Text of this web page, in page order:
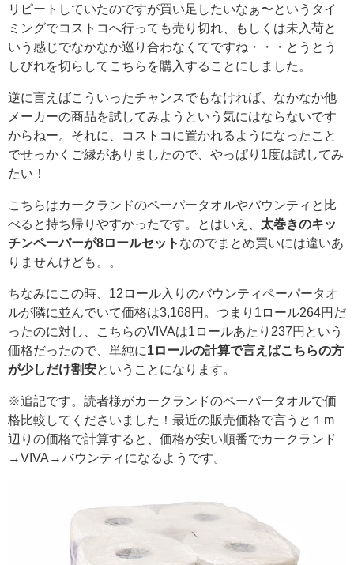
リピートしていたのですが買い足したいなぁ〜というタイ
ミングでコストコへ行っても売り切れ、もしくは未入荷と
いう感じでなかなか巡り合わなくてですね・・・とうとう
しびれを切らしてこちらを購入することにしました。
逆に言えばこういったチャンスでもなければ、なかなか他
メーカーの商品を試してみようという気にはならないです
からねー。それに、コストコに置かれるようになったこと
でせっかくご縁がありましたので、やっぱり1度は試してみ
たい！
こちらはカークランドのペーパータオルやバウンティと比
べると持ち帰りやすかったです。とはいえ、 太巻きのキッ
チンペーパーが8ロールセット なのでまとめ買いには違いあ
りませんけども。。
ちなみにこの時、12ロール入りのバウンティペーパータオ
ルが隣に並んでいて価格は3,168円。つまり1ロール264円だ
ったのに対し、こちらのVIVAは1ロールあたり237円という
価格だったので、単純に1ロールの計算で言えばこちらの方
が少しだけ割安ということになります。
※追記です。読者様がカークランドのペーパータオルで価
格比較してくださいました！最近の販売価格で言うと１m
辺りの価格で計算すると、価格が安い順番でカークランド
→VIVA→バウンティになるようです。